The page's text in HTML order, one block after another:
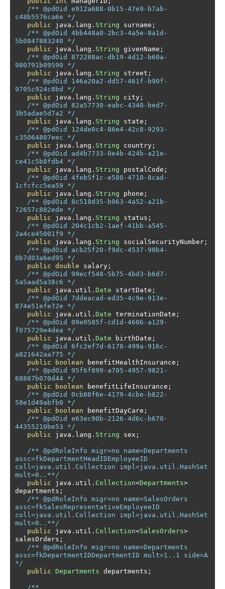
/** @pdOid e912a688-0b15-47e9-b7ab-
c48b5576ca6e */
public java . lang . String surname ;
/** @pdOid 4bb448a0-2bc3-4a5e-8a1d-
5b0847883240 */
public java . lang . String givenName ;
/** @pdOid 872288ac-db19-4d12-b60a-
980791b09590 */
public java . lang . String street ;
/** @pdOid 146a20a2-dd57-461f-b90f-
9705c924c8bd */
public java . lang . String city ;
/** @pdOid 82a57730-eabc-4340-bed7-
3b5adae5d7a2 */
public java . lang . String state ;
/** @pdOid 124de0c4-86e4-42c8-9293-
c35064807eec */
public java . lang . String country ;
/** @pdOid ad4b7733-0e4b-424b-a21e-
ce41c5b8fdb4 */
public java . lang . String postalCode ;
/** @pdOid 4feb5f1c-e580-4710-8cad-
1cfcfcc5ea59 */
public java . lang . String phone ;
/** @pdOid 8c518d35-b063-4a52-a21b-
72657c882ede */
public java . lang . String status ;
/** @pdOid 204c1cb2-1aef-41bb-a545-
2a4ce45001f9 */
public java . lang . String socialSecurityNumber ;
/** @pdOid acb25f20-f9dc-4537-90b4-
0b7d03a6ed95 */
public double salary ;
/** @pdOid 99ecf548-5b75-4bd3-b6d7-
5a5aad5a38c6 */
public java . util . Date startDate ;
/** @pdOid 7ddeacad-ed35-4c9e-913e-
874e51efe72e */
public java . util . Date terminationDate ;
/** @pdOid 09e0585f-cd1d-4606-a129-
f075729e4dea */
public java . util . Date birthDate ;
/** @pdOid 6fc2ef7d-6178-499a-916c-
a821642aa775 */
public
boolean benefitHealthInsurance ;
/** @pdOid 95f6f899-a705-4957-9821-
68887b070d44 */
public
boolean benefitLifeInsurance ;
/** @pdOid 0cb88f6e-4179-4cbe-b822-
58e1d49abfb0 */
public
boolean benefitDayCare ;
/** @pdOid e63ec90b-2126-4d6c-b670-
44355210be53 */
public java . lang . String sex ;
/** @pdRoleInfo migr=no name=Departments
assc=fkDepartmentHeadIDEmployeeID
coll=java.util.Collection impl=java.util.HashSet
mult=0..**/
public java . util . Collection<Departments>
departments ;
/** @pdRoleInfo migr=no name=SalesOrders
assc=fkSalesRepresentativeEmployeeID
coll=java.util.Collection impl=java.util.HashSet
mult=0..**/
public java . util . Collection<SalesOrders>
salesOrders ;
/** @pdRoleInfo migr=no name=Departments
assc=fkDepartmentIDDepartmentID mult=1..1 side=A
*/
public Departments departments ;
/**